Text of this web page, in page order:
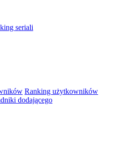
seriali
Ranking użytkowników
dodającego